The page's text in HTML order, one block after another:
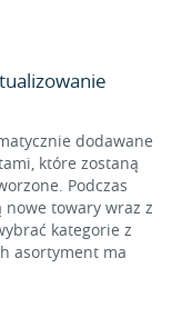
dodawane
które zostaną
Podczas
towary wraz z
kategorie z
asortyment ma